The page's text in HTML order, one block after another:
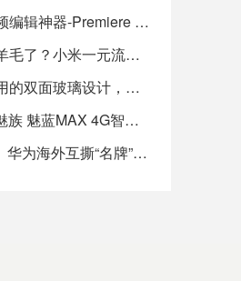
手机视频编辑神器-Premiere Rush
薅不了羊毛了？小米一元流量业务即将停止运营
全是采用的双面玻璃设计，这四款手机是华为的高颜
Meizu/魅族 魅蓝MAX 4G智能手机系统
OPPO、华为海外互撕“名牌”，中国手机品牌决